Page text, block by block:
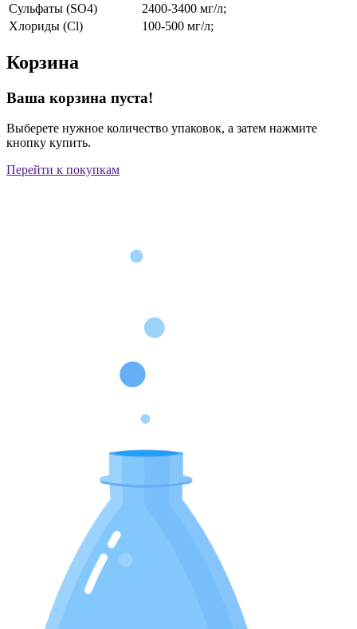
Сульфаты (SO4)
2400-3400 мг/л;
Хлориды (Cl)
100-500 мг/л;
Корзина
Ваша корзина пуста!
Выберете нужное количество упаковок, а затем нажмите
кнопку купить.
Перейти к покупкам